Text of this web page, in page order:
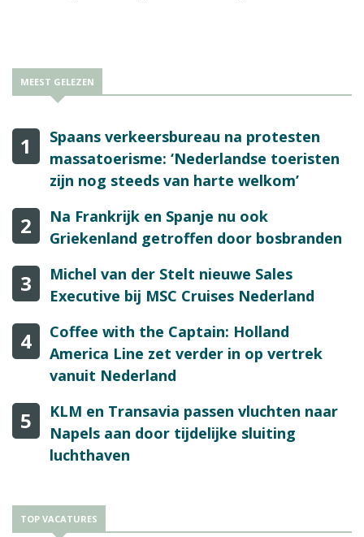
MEEST GELEZEN
1
Spaans verkeersbureau na protesten
massatoerisme: ‘Nederlandse toeristen
zijn nog steeds van harte welkom’
2
Na Frankrijk en Spanje nu ook
Griekenland getroffen door bosbranden
3
Michel van der Stelt nieuwe Sales
Executive bij MSC Cruises Nederland
4
Coffee with the Captain: Holland
America Line zet verder in op vertrek
vanuit Nederland
5
KLM en Transavia passen vluchten naar
Napels aan door tijdelijke sluiting
luchthaven
TOP VACATURES